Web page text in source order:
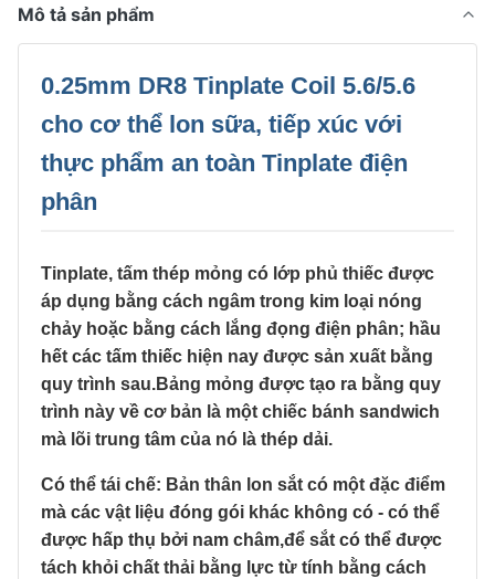
Mô tả sản phẩm
0.25mm DR8 Tinplate Coil 5.6/5.6
cho cơ thể lon sữa, tiếp xúc với
thực phẩm an toàn Tinplate điện
phân
Tinplate, tấm thép mỏng có lớp phủ thiếc được
áp dụng bằng cách ngâm trong kim loại nóng
chảy hoặc bằng cách lắng đọng điện phân; hầu
hết các tấm thiếc hiện nay được sản xuất bằng
quy trình sau.Bảng mỏng được tạo ra bằng quy
trình này về cơ bản là một chiếc bánh sandwich
mà lõi trung tâm của nó là thép dải.
Có thể tái chế: Bản thân lon sắt có một đặc điểm
mà các vật liệu đóng gói khác không có - có thể
được hấp thụ bởi nam châm,để sắt có thể được
tách khỏi chất thải bằng lực từ tính bằng cách